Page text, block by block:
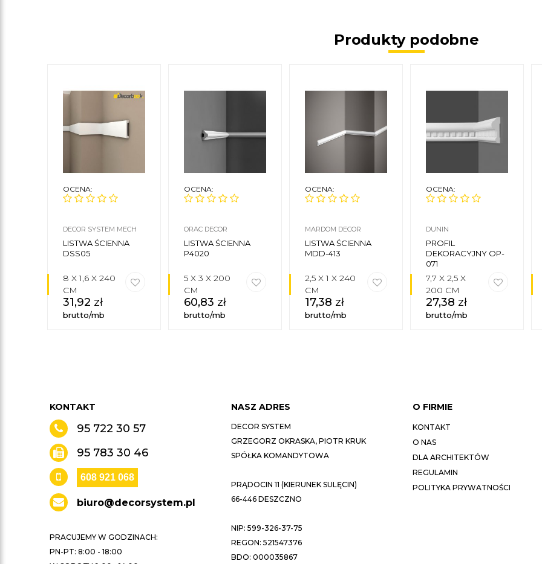
Produkty podobne
OCENA:
DECOR SYSTEM MECH
LISTWA ŚCIENNA
DSS05
8 X 1,6 X 240
CM
31,92 zł
brutto/mb
OCENA:
ORAC DECOR
LISTWA ŚCIENNA
P4020
5 X 3 X 200
CM
60,83 zł
brutto/mb
OCENA:
MARDOM DECOR
LISTWA ŚCIENNA
MDD-413
2,5 X 1 X 240
CM
17,38 zł
brutto/mb
OCENA:
DUNIN
PROFIL
DEKORACYJNY OP-
071
7,7 X 2,5 X
200 CM
27,38 zł
brutto/mb
KONTAKT
95 722 30 57
95 783 30 46
608 921 068
biuro@decorsystem.pl
PRACUJEMY W GODZINACH:
PN-PT: 8:00 - 18:00
NASZ ADRES
DECOR SYSTEM
GRZEGORZ OKRASKA, PIOTR KRUK
SPÓŁKA KOMANDYTOWA
PRĄDOCIN 11 (KIERUNEK SULĘCIN)
66-446 DESZCZNO
NIP: 599-326-37-75
REGON: 521547376
BDO: 000035867
O FIRMIE
KONTAKT
O NAS
DLA ARCHITEKTÓW
REGULAMIN
POLITYKA PRYWATNOŚCI